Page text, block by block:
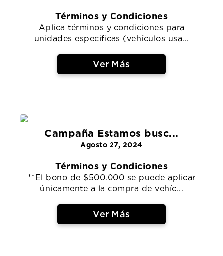
Términos y Condiciones
Aplica términos y condiciones para
unidades especificas (vehículos usa...
Ver Más
Campaña Estamos busc...
Agosto 27, 2024
Términos y Condiciones
**El bono de $500.000 se puede aplicar
únicamente a la compra de vehíc...
Ver Más